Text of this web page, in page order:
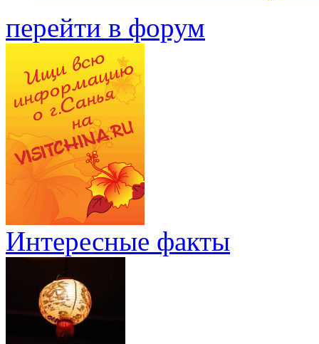
перейти в форум
Интересные факты